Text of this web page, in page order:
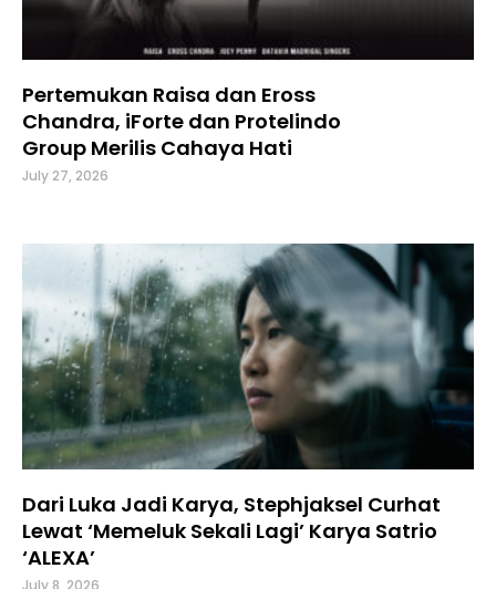
Pertemukan Raisa dan Eross
Chandra, iForte dan Protelindo
Group Merilis Cahaya Hati
July 27, 2026
Dari Luka Jadi Karya, Stephjaksel Curhat
Lewat ‘Memeluk Sekali Lagi’ Karya Satrio
‘ALEXA’
July 8, 2026